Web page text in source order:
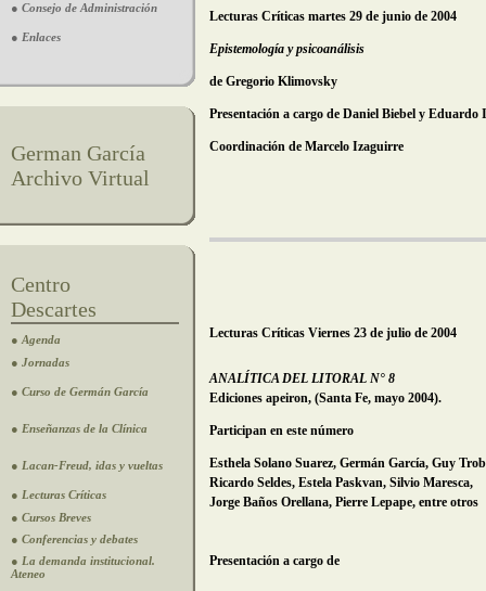
● Consejo de Administración
● Enlaces
German García
Archivo Virtual
Centro
Descartes
● Agenda
● Jornadas
● Curso de Germán García
● Enseñanzas de la Clínica
● Lacan-Freud, idas y vueltas
● Lecturas Críticas
● Cursos Breves
● Conferencias y debates
● La demanda institucional.
Ateneo
Lecturas Críticas martes 29 de junio de 2004
Epistemología y psicoanálisis
de Gregorio Klimovsky
Presentación a cargo de Daniel Biebel y Eduardo
Coordinación de Marcelo Izaguirre
Lecturas Críticas Viernes 23 de julio de 2004
ANALÍTICA DEL LITORAL N° 8
Ediciones apeiron, (Santa Fe, mayo 2004).
Participan en este número
Esthela Solano Suarez, Germán García, Guy
Ricardo Seldes, Estela Paskvan, Silvio Maresca,
Jorge Baños Orellana, Pierre Lepape, entre otros
Presentación a cargo de